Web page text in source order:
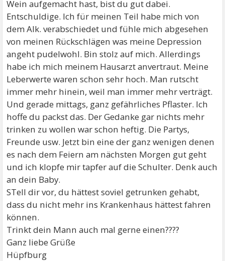
Wein aufgemacht hast, bist du gut dabei.
Entschuldige. Ich für meinen Teil habe mich von
dem Alk. verabschiedet und fühle mich abgesehen
von meinen Rückschlägen was meine Depression
angeht pudelwohl. Bin stolz auf mich. Allerdings
habe ich mich meinem Hausarzt anvertraut. Meine
Leberwerte waren schon sehr hoch. Man rutscht
immer mehr hinein, weil man immer mehr verträgt.
Und gerade mittags, ganz gefährliches Pflaster. Ich
hoffe du packst das. Der Gedanke gar nichts mehr
trinken zu wollen war schon heftig. Die Partys,
Freunde usw. Jetzt bin eine der ganz wenigen denen
es nach dem Feiern am nächsten Morgen gut geht
und ich klopfe mir tapfer auf die Schulter. Denk auch
an dein Baby.
STell dir vor, du hättest soviel getrunken gehabt,
dass du nicht mehr ins Krankenhaus hättest fahren
können.
Trinkt dein Mann auch mal gerne einen????
Ganz liebe Grüße
Hüpfburg